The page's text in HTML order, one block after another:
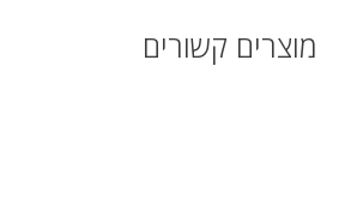
מוצרים קשורים